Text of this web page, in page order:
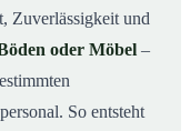
Zuverlässigkeit und
oder Möbel –
So entsteht